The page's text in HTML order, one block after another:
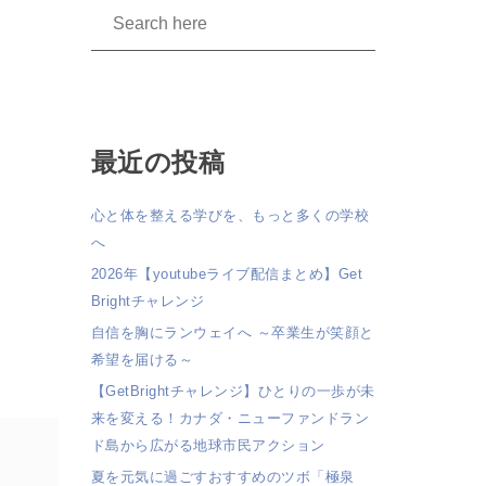
最近の投稿
心と体を整える学びを、もっと多くの学校
へ
2026年【youtubeライブ配信まとめ】Get
Brightチャレンジ
自信を胸にランウェイへ ～卒業生が笑顔と
希望を届ける～
【GetBrightチャレンジ】ひとりの一歩が未
来を変える！カナダ・ニューファンドラン
ド島から広がる地球市民アクション
夏を元気に過ごすおすすめのツボ「極泉